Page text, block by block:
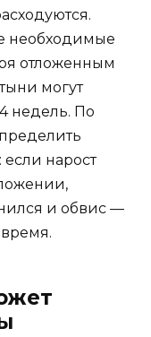
необходимые
отложенным
могут
недель. По
нарост
и обвис —